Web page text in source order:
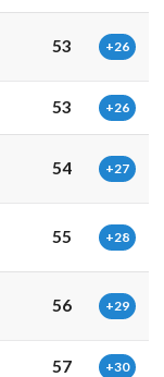
53 +26
53 +26
54 +27
55 +28
56 +29
57 +30